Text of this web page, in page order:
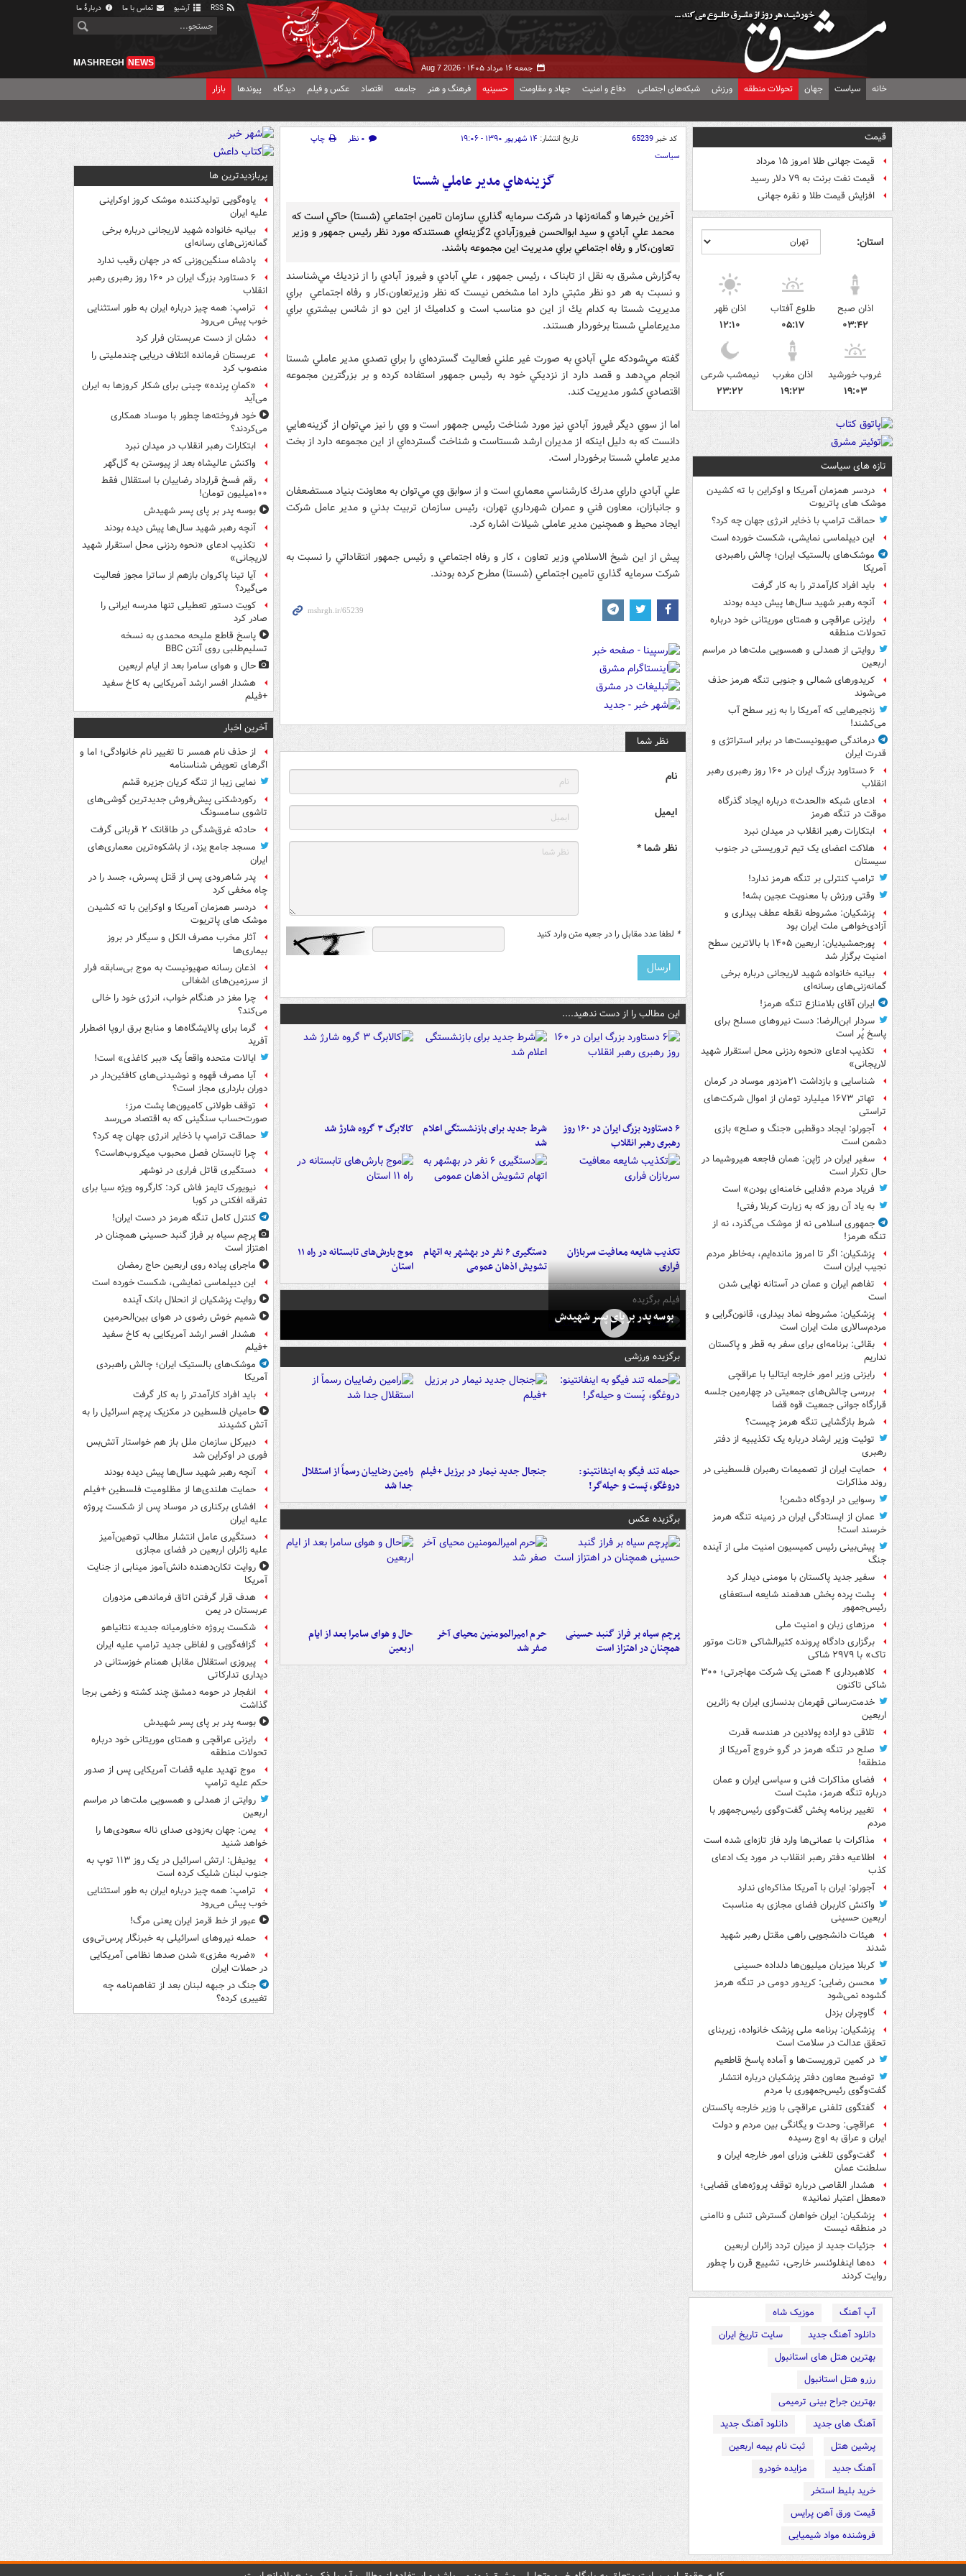
آرشیو تماس با ما دربارهٔ ما
جمعه ۱۶ مرداد ۱۴۰۵ - Aug 7 2026
MASHREGH NEWS
خانه سیاست جهان تحولات منطقه ورزش شبکه‌های اجتماعی دفاع و امنیت جهاد و مقاومت حسینیه فرهنگ و هنر جامعه اقتصاد عکس و فیلم دیدگاه پیوندها بازار
قیمت
قیمت جهانی طلا امروز ۱۵ مرداد
قیمت نفت برنت به ۷۹ دلار رسید
افزایش قیمت طلا و نقره جهانی
استان:
اذان صبح
۰۳:۴۲
طلوع آفتاب
۰۵:۱۷
اذان ظهر
۱۲:۱۰
غروب خورشید
۱۹:۰۳
اذان مغرب
۱۹:۲۳
نیمه‌شب شرعی
۲۳:۲۲
تازه های سیاست
دردسر همزمان آمریکا و اوکراین با ته کشیدن
موشک های پاتریوت
حماقت ترامپ با ذخایر انرژی جهان چه کرد؟
این دیپلماسی نمایشی، شکست خورده است
موشک‌های بالستیک ایران؛ چالش راهبردی
آمریکا
باید افراد کارآمدتر را به کار گرفت
آنچه رهبر شهید سال‌ها پیش دیده بودند
رایزنی عراقچی و همتای موریتانی خود درباره
تحولات منطقه
روایتی از همدلی و همسویی ملت‌ها در مراسم
اربعین
کریدورهای شمالی و جنوبی تنگه هرمز حذف
می‌شوند
زنجیرهایی که آمریکا را به زیر سطح آب
می‌کشند!
درماندگی صهیونیست‌ها در برابر استراتژی و
قدرت ایران
۶ دستاورد بزرگ ایران در ۱۶۰ روز رهبری رهبر
انقلاب
ادعای شبکه «الحدث» درباره ایجاد گذرگاه
موقت در تنگه هرمز
ابتکارات رهبر انقلاب در میدان نبرد
هلاکت اعضای یک تیم تروریستی در جنوب
سیستان
ترامپ کنترلی بر تنگه هرمز ندارد!
وقتی ورزش با معنویت عجین بشه!
پزشکیان: مشروطه نقطه عطف بیداری و
آزادی‌خواهی ملت ایران بود
پورجمشیدیان: اربعین ۱۴۰۵ با بالاترین سطح
امنیت برگزار شد
بیانیه خانواده شهید لاریجانی درباره برخی
گمانه‌زنی‌های رسانه‌ای
ایران آقای بلامنازع تنگه هرمز!
سردار ابن‌الرضا: دست نیروهای مسلح برای
پاسخ پُر است
تکذیب ادعای «نحوه ردزنی محل استقرار شهید
لاریجانی»
شناسایی و بازداشت ۲۱مزدور موساد در کرمان
تهاتر ۱۶۷۳ میلیارد تومان از اموال شرکت‌های
تراستی
آجورلو: ایجاد دوقطبی «جنگ و صلح‌» بازی
دشمن است
سفیر ایران در ژاپن: همان فاجعه هیروشیما در
حال تکرار است
فریاد مردم «فدایی خامنه‌ای بودن» است
به یاد آن روز که به زیارت کربلا رفتی!
جمهوری اسلامی نه از موشک می‌گذرد، نه از
تنگه هرمز!
پزشکیان: اگر تا امروز مانده‌ایم، به‌خاطر مردم
نجیب ایران است
تفاهم ایران و عمان در آستانه نهایی شدن
است
پزشکیان: مشروطه نماد بیداری، قانون‌گرایی و
مردم‌سالاری ملت ایران است
بقائی: برنامه‌ای برای سفر به قطر و پاکستان
نداریم
رایزنی وزیر امور خارجه ایتالیا با عراقچی
بررسی چالش‌های جمعیتی در چهارمین جلسه
قرارگاه جوانی جمعیت قوه قضا
شرط بازگشایی تنگه هرمز چیست؟
توئیت وزیر ارشاد درباره یک تکذیبیه از دفتر
رهبری
حمایت ایران از تصمیمات رهبران فلسطینی در
روند مذاکرات
رسوایی در اردوگاه دشمن!
عمان از ایستادگی ایران در زمینه تنگه هرمز
خرسند است!
پیش‌بینی رئیس کمیسیون امنیت ملی از آینده
جنگ
سفیر جدید پاکستان با مومنی دیدار کرد
پشت پرده پخش هدفمند شایعه استعفای
رئیس‌جمهور
مرزهای زبان و امنیت ملی
برگزاری دادگاه پرونده کثیرالشاکی «تات موتور
تاک» با ۲۹۷۹ شاکی
کلاهبرداری ۴ همتی یک شرکت مهاجرتی؛ ۳۰۰
شاکی تاکنون
خدمت‌رسانی قهرمان بدنسازی ایران به زائرین
اربعین
تلاقی دو اراده پولادین در هندسه قدرت
صلح در تنگه هرمز در گرو خروج آمریکا از
منطقه!
فضای مذاکرات فنی و سیاسی ایران و عمان
درباره تنگه هرمز، مثبت است
تغییر برنامه پخش گفت‌وگوی رئیس‌جمهور با
مردم
مذاکرات با عمانی‌ها وارد فاز تازه‌ای شده است
اطلاعیه دفتر رهبر انقلاب در مورد یک ادعای
کذب
آجورلو: ایران با آمریکا مذاکره‌ای ندارد
واکنش کاربران فضای مجازی به مناسبت
اربعین حسینی
هیئات دانشجویی راهی مقتل رهبر شهید
شدند
کربلا میزبان میلیون‌ها دلداده حسینی
محسن رضایی: کریدور دومی در تنگه هرمز
گشوده نمی‌شود
گاوچران بزدل
پزشکیان: برنامه ملی پزشک خانواده، زیربنای
تحقق عدالت در سلامت است
در کمین تروریست‌ها و آماده پاسخ قاطعیم
توضیح معاون دفتر پزشکیان درباره انتشار
گفت‌وگوی رئیس‌جمهوری با مردم
گفتگوی تلفنی عراقچی با وزیر خارجه پاکستان
عراقچی: وحدت و یگانگی بین مردم و دولت
ایران و عراق به اوج رسیده
گفت‌وگوی تلفنی وزرای امور خارجه ایران و
سلطنت عمان
هشدار القاصی درباره توقف پروژه‌های قضایی؛
«معطل اعتبار نمانید»
پزشکیان: ایران خواهان گسترش تنش و ناامنی
در منطقه نیست
جزئیات جدید از میزان تردد زائران اربعین
ده‌ها اینفلوئنسر خارجی، تشییع قرن را چطور
روایت کردند
آپ آهنگ
موزیک شاه
دانلود آهنگ جدید
سایت تاریخ ایران
بهترین هتل های استانبول
رزرو هتل استانبول
بهترین جراح بینی ترمیمی
آهنگ های جدید
دانلود آهنگ جدید
پرشین هتل
ثبت نام بیمه اربعین
آهنگ جدید
مزایده خودرو
خرید بلیط استخر
قیمت ورق آهن پرایس
فروشنده مواد شیمیایی
کد خبر65239 تاریخ انتشار: ۱۴ شهریور ۱۳۹۰ - ۱۹:۰۶ ۰ نظر
چاپ
سیاست
گزينه‌هاي مدير عاملي شستا
آخرين خبرها و گمانه‌زنها در شركت‌ سرمايه گذاري سازمان تامين اجتماعي (شستا) حاكي است كه
محمد علي آبادي و سيد ابوالحسن فيروزآبادي 2گزينه‌اي هستندكه مورد نظر رئيس جمهور و وزير
تعاون،كار و رفاه اجتماعي براي مديريت اين مجموعه باشند.
به‌گزارش مشرق به نقل از تابناک ، رئيس جمهور ، علي آبادي و فيروز آبادي را از نزديك مي‌شناسند
و نسبت به هر دو نظر مثبتي دارد اما مشخص نيست كه نظر وزيرتعاون،كار و رفاه اجتماعي براي
مديريت شستا به كدام يك از اين دو مناسب است و كداميك از اين دو از شانس بيشتري براي
مديرعاملي شستا برخوردار هستند.
گفته مي‌شودكه علي آبادي به صورت غير علني فعاليت گسترده‌اي را براي تصدي مدير عاملي شستا
انجام مي‌دهد و قصد دارد از نزديكي خود به رئيس جمهور استفاده كرده و بر بزرگترين مجموعه
اقتصادي‌ كشور مديريت‌ كند.
اما از سوي ديگر فيروز آبادي نيز مورد شناخت رئيس جمهور است و وي را نيز مي‌توان از گزينه‌هايي
دانست كه به دليل اينكه از مديران ارشد شستاست و شناخت گسترده‌اي از اين مجموعه دارد از بخت‌
مدير عاملي شستا برخوردار است.
علي آبادي داراي مدرك‌ كارشناسي معماري است و از سوابق وي مي‌توان به معاونت بنياد مستضعفان
و جانبازان، معاون فني و عمران شهرداري تهران، رئيس سازمان تربيت بدني و مدير عامل شركت
ايجاد محيط و همچنین مدیر عاملی شیلات اشاره كرد.
پيش از اين شيخ الاسلامي وزير تعاون ، كار و رفاه اجتماعي و رئيس جمهور انتقاداتي را نسبت به
شركت سرمايه گذاري تامين اجتماعي (شستا) مطرح كرده بودند.
نظر شما
نام
ایمیل
نظر شما *
* لطفا عدد مقابل را در جعبه متن وارد کنید
این مطالب را از دست ندهید....
۶ دستاورد بزرگ ایران در ۱۶۰ روز
رهبری رهبر انقلاب
شرط جدید برای بازنشستگی اعلام
شد
کالابرگ ۳ گروه شارژ شد
تکذیب شایعه معافیت سربازان
فراری
دستگیری ۶ نفر در بهشهر به اتهام
تشویش اذهان عمومی
موج بارش‌های تابستانه در راه ۱۱
استان
فیلم برگزیده
بوسه‌ پدر بر پای پسر شهیدش
برگزیده ورزشی
حمله تند فیگو به اینفانتینو:
دروغگو، پَست‌ و حیله‌گر!
جنجال جدید نیمار در برزیل +فیلم رامین رضاییان رسماً از استقلال
جدا شد
برگزیده عکس
پرچم سیاه بر فراز گنبد حسینی
همچنان در اهتزاز است
حرم امیرالمومنین محیای آخر
صفر شد
حال و هوای سامرا بعد از ایام
اربعین
پربازدیدترین ها
یاوه‌گویی تولیدکننده موشک کروز اوکراینی
علیه ایران
بیانیه خانواده شهید لاریجانی درباره برخی
گمانه‌زنی‌های رسانه‌ای
پادشاه سنگین‌وزنی که در جهان رقیب ندارد
۶ دستاورد بزرگ ایران در ۱۶۰ روز رهبری رهبر
انقلاب
ترامپ: همه چیز درباره ایران به طور استثنایی
خوب پیش می‌رود
دشان از دست عربستان فرار کرد
عربستان فرمانده ائتلاف دریایی چندملیتی را
منصوب کرد
«کمانِ پرنده» چینی برای شکار کروزها به ایران
می‌آید
خود فروخته‌ها چطور با موساد همکاری
می‌کردند؟
ابتکارات رهبر انقلاب در میدان نبرد
واکنش عالیشاه بعد از پیوستن به گل‌گهر
رقم فسخ قرارداد رضاییان با استقلال فقط
۱۰۰میلیون تومان!
بوسه‌ پدر بر پای پسر شهیدش
آنچه رهبر شهید سال‌ها پیش دیده بودند
تکذیب ادعای «نحوه ردزنی محل استقرار شهید
لاریجانی»
آیا تینا پاکروان بازهم از ساترا مجوز فعالیت
می‌گیرد؟
کویت دستور تعطیلی تنها مدرسه ایرانی را
صادر کرد
پاسخ قاطع ملیحه محمدی به نسخه
تسلیم‌طلبی روی آنتن BBC
حال و هوای سامرا بعد از ایام اربعین
هشدار افسر ارشد آمریکایی به کاخ سفید
+فیلم
آخرین اخبار
از حذف نام همسر تا تغییر نام خانوادگی؛ اما و
اگرهای تعویض شناسنامه
نمایی زیبا از تنگه کریان جزیره قشم
رکوردشکنی پیش‌فروش جدیدترین گوشی‌های
تاشوی سامسونگ
حادثه غرق‌شدگی در طاقانک ۲ قربانی گرفت
مسجد جامع یزد، از باشکوه‌ترین معماری‌های
ایران
پدر شاهرودی پس از قتل پسرش، جسد را در
چاه مخفی کرد
دردسر همزمان آمریکا و اوکراین با ته کشیدن
موشک های پاتریوت
آثار مخرب مصرف الکل و سیگار در بروز
بیماری‌ها
اذعان رسانه صهیونیست به موج بی‌سابقه فرار
از سرزمین‌های اشغالی
چرا مغز در هنگام خواب، انرژی خود را خالی
می‌کند؟
گرما برای پالایشگاه‌ها و منابع برق اروپا اضطرار
آفرید
ایالات متحده واقعاً یک «ببر کاغذی» است!
آیا مصرف قهوه و نوشیدنی‌های کافئین‌دار در
دوران بارداری مجاز است؟
توقف طولانی کامیون‌ها پشت مرز؛
صورت‌حساب سنگینی که به اقتصاد می‌رسد
حماقت ترامپ با ذخایر انرژی جهان چه کرد؟
چرا تابستان فصل محبوب میکروب‌هاست؟
دستگیری قاتل فراری در نوشهر
نیویورک تایمز فاش کرد: کارگروه ویژه سیا برای
تفرقه افکنی در کوبا
کنترل کامل تنگه هرمز در دست ایران!
پرچم سیاه بر فراز گنبد حسینی همچنان در
اهتزاز است
ماجرای پیاده روی اربعین حاج رمضان
این دیپلماسی نمایشی، شکست خورده است
روایت پزشکیان از انحلال بانک آینده
شمیم خوش رضوی در هوای بین‌الحرمین
هشدار افسر ارشد آمریکایی به کاخ سفید
+فیلم
موشک‌های بالستیک ایران؛ چالش راهبردی
آمریکا
باید افراد کارآمدتر را به کار گرفت
حامیان فلسطین در مکزیک پرچم اسرائیل را به
آتش کشیدند
دبیرکل سازمان ملل باز هم خواستار آتش‌بس
فوری در اوکراین شد
آنچه رهبر شهید سال‌ها پیش دیده بودند
حمایت هلندی‌ها از مظلومیت فلسطین +فیلم
افشای برکناری در موساد پس از شکست پروژه
علیه ایران
دستگیری عامل انتشار مطالب توهین‌آمیز
علیه زائران اربعین در فضای مجازی
روایت تکان‌دهنده دانش‌آموز مینابی از جنایت
آمریکا
هدف قرار گرفتن اتاق‌ فرماندهی مزدوران
عربستان در یمن
شکست پروژه «خاورمیانه جدید» نتانیاهو
گزافه‌گویی و لفاظی جدید ترامپ علیه ایران
پیروزی استقلال مقابل همنام خوزستانی در
دیداری تدارکاتی
انفجار در حومه دمشق چند کشته و زخمی برجا
گذاشت
بوسه‌ پدر بر پای پسر شهیدش
رایزنی عراقچی و همتای موریتانی خود درباره
تحولات منطقه
موج تهدید علیه قضات آمریکایی پس از صدور
حکم علیه ترامپ
روایتی از همدلی و همسویی ملت‌ها در مراسم
اربعین
یمن: جهان به‌زودی صدای ناله سعودی‌ها را
خواهد شنید
یونیفل: ارتش اسرائیل در یک روز ۱۱۳ توپ به
جنوب لبنان شلیک کرده است
ترامپ: همه چیز درباره ایران به طور استثنایی
خوب پیش می‌رود
عبور از خط قرمز ایران یعنی مرگ!
حمله نیروهای اسرائیلی به خبرنگار پرس‌تی‌وی
«ضربه مغزی» شدن صدها نظامی آمریکایی
در حملات ایران
جنگ در جبهه لبنان بعد از تفاهم‌نامه چه
تغییری کرده؟